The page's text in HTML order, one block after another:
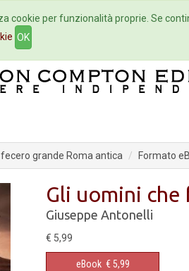
Autori Eventi
grande Roma antica Formato
Gli uomini che
Giuseppe Antonelli
€ 5,99
eBook € 5,99
cookie per funzionalità proprie. Se
OK